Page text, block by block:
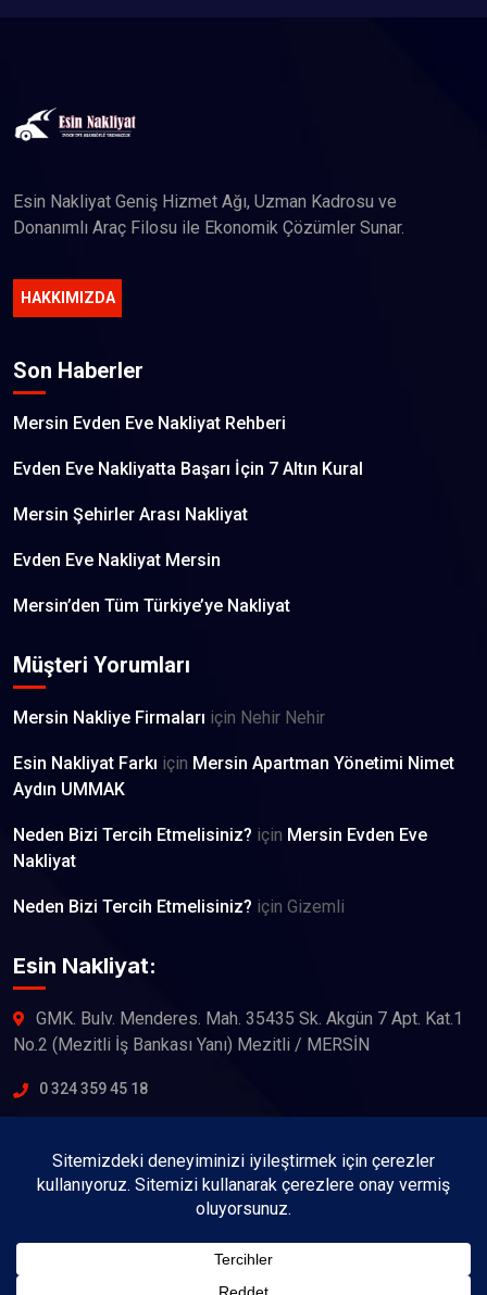
Esin Nakliyat Geniş Hizmet Ağı, Uzman Kadrosu ve
Donanımlı Araç Filosu ile Ekonomik Çözümler Sunar.
HAKKIMIZDA
Son Haberler
Mersin Evden Eve Nakliyat Rehberi
Evden Eve Nakliyatta Başarı İçin 7 Altın Kural
Mersin Şehirler Arası Nakliyat
Evden Eve Nakliyat Mersin
Mersin’den Tüm Türkiye’ye Nakliyat
Müşteri Yorumları
Mersin Nakliye Firmaları için Nehir Nehir
Esin Nakliyat Farkı için Mersin Apartman Yönetimi Nimet
Aydın UMMAK
Neden Bizi Tercih Etmelisiniz? için Mersin Evden Eve
Nakliyat
Neden Bizi Tercih Etmelisiniz? için Gizemli
Esin Nakliyat:
GMK. Bulv. Menderes. Mah. 35435 Sk. Akgün 7 Apt. Kat.1
No.2 (Mezitli İş Bankası Yanı) Mezitli / MERSİN
0 324 359 45 18
7/24